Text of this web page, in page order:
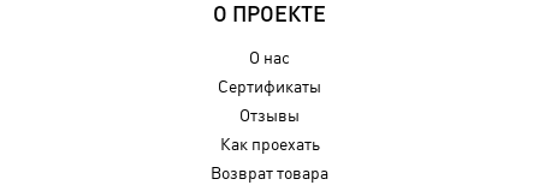
О ПРОЕКТЕ
О нас
Сертификаты
Отзывы
Как проехать
Возврат товара